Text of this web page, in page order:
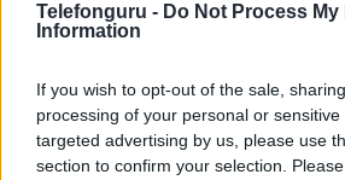
Telefonguru - Do Not Process My
Information
If you wish to opt-out of the sale,
processing of your personal or
targeted advertising by us, please use
section to confirm your selection.
Euro Gsm
392.000 Ft (új)